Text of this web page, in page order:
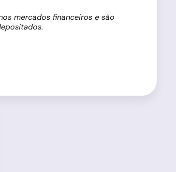
mercados financeiros e são